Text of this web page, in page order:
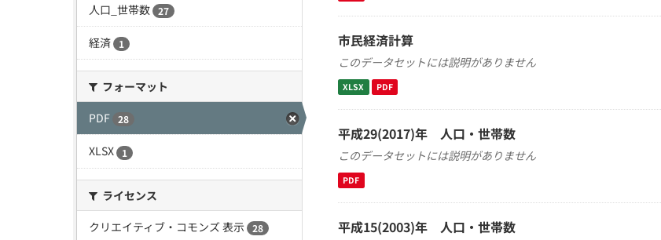
人口_世帯数 27
経済 1
フォーマット
PDF 28
XLSX 1
ライセンス
クリエイティブ・コモンズ 表示 28
市民経済計算
このデータセットには説明がありません
XLSX PDF
平成29(2017)年 人口・世帯数
このデータセットには説明がありません
PDF
平成15(2003)年 人口・世帯数